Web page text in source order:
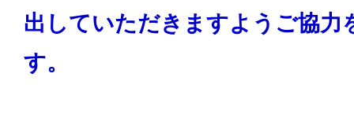
出していただきますようご協力
す。